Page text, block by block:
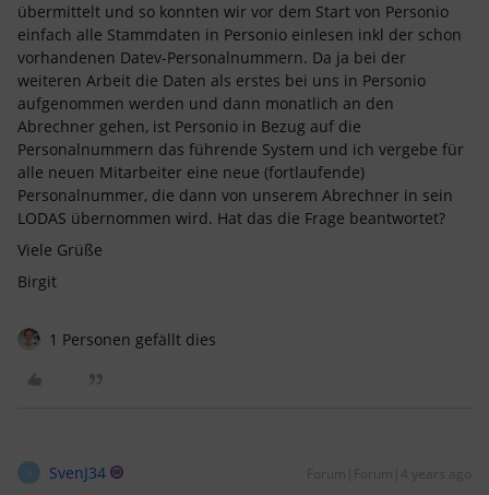
übermittelt und so konnten wir vor dem Start von Personio
einfach alle Stammdaten in Personio einlesen inkl der schon
vorhandenen Datev-Personalnummern. Da ja bei der
weiteren Arbeit die Daten als erstes bei uns in Personio
aufgenommen werden und dann monatlich an den
Abrechner gehen, ist Personio in Bezug auf die
Personalnummern das führende System und ich vergebe für
alle neuen Mitarbeiter eine neue (fortlaufende)
Personalnummer, die dann von unserem Abrechner in sein
LODAS übernommen wird. Hat das die Frage beantwortet?
Viele Grüße
Birgit
1 Personen gefällt dies
SvenJ34 Forum|Forum|4 years ago